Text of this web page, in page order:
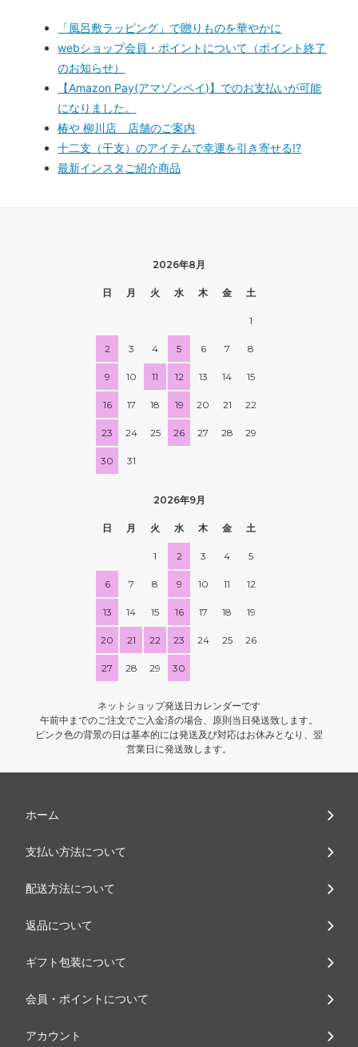
「風呂敷ラッピング」で贈りものを華やかに
webショップ会員・ポイントについて（ポイント終了
のお知らせ）
【Amazon Pay(アマゾンペイ)】でのお支払いが可能
になりました。
椿や 柳川店 店舗のご案内
十二支（干支）のアイテムで幸運を引き寄せる!?
最新インスタご紹介商品
2026年8月
日 月 火 水 木 金 土
1
2 3 4 5 6 7 8
9 10 11 12 13 14 15
16 17 18 19 20 21 22
23 24 25 26 27 28 29
30 31
2026年9月
日 月 火 水 木 金 土
1 2 3 4 5
6 7 8 9 10 11 12
13 14 15 16 17 18 19
20 21 22 23 24 25 26
27 28 29 30
ネットショップ発送日カレンダーです
午前中までのご注文でご入金済の場合、原則当日発送致します。
ピンク色の背景の日は基本的には発送及び対応はお休みとなり、翌
営業日に発送致します。
ホーム
支払い方法について
配送方法について
返品について
ギフト包装について
会員・ポイントについて
アカウント